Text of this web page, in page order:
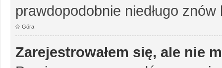
prawdopodobnie niedługo
Góra
Zarejestrowałem się, ale nie